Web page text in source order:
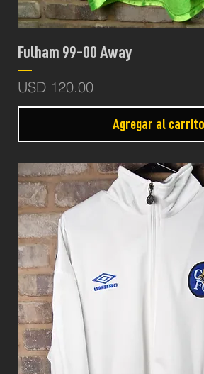
Fulham 99-00 Away
Precio
USD 120.00
Agregar al carrito